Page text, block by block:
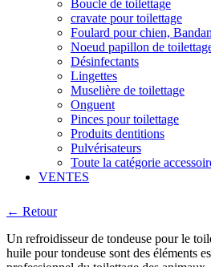
Boucle de toilettage
cravate pour toilettage
Foulard pour chien,
Noeud papillon de
Désinfectants
Lingettes
Muselière de toilettage
Onguent
Pinces pour toilettage
Produits dentitions
Pulvérisateurs
Toute la catégorie
VENTES
← Retour
Un refroidisseur de tondeuse pour le
huile pour tondeuse sont des éléments